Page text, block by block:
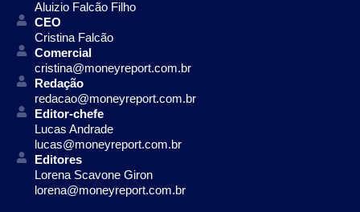
Aluizio Falcão Filho
CEO
Cristina Falcão
Comercial
cristina@moneyreport.com.br
Redação
redacao@moneyreport.com.br
Editor-chefe
Lucas Andrade
lucas@moneyreport.com.br
Editores
Lorena Scavone Giron
lorena@moneyreport.com.br